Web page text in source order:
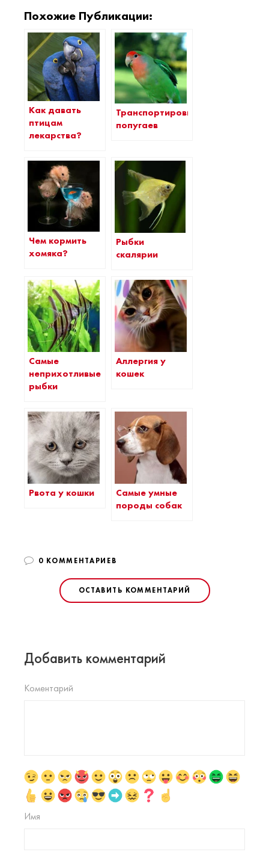
Похожие Публикации:
Как давать
птицам
лекарства?
Транспортировка
попугаев
Чем кормить
хомяка?
Рыбки
скалярии
Самые
неприхотливые
рыбки
Аллергия у
кошек
Рвота у кошки
Самые умные
породы собак
0 КОММЕНТАРИЕВ
ОСТАВИТЬ КОММЕНТАРИЙ
Добавить комментарий
Коментарий
Имя